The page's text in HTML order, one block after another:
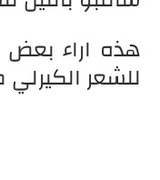
هذه اراء
للشعر